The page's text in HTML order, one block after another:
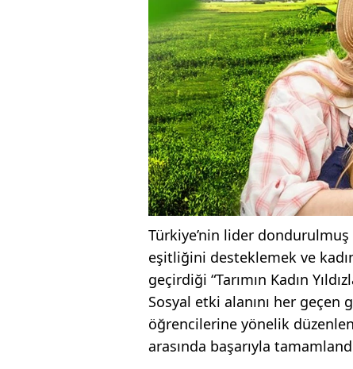
Türkiye’nin lider dondurulmuş
eşitliğini desteklemek ve
geçirdiği “Tarımın Kadın
Sosyal etki alanını her
öğrencilerine yönelik
arasında başarıyla